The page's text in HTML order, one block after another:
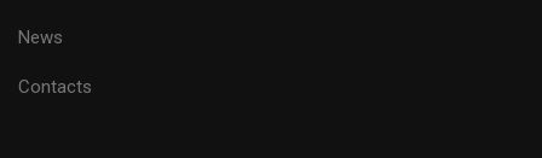
News
Contacts